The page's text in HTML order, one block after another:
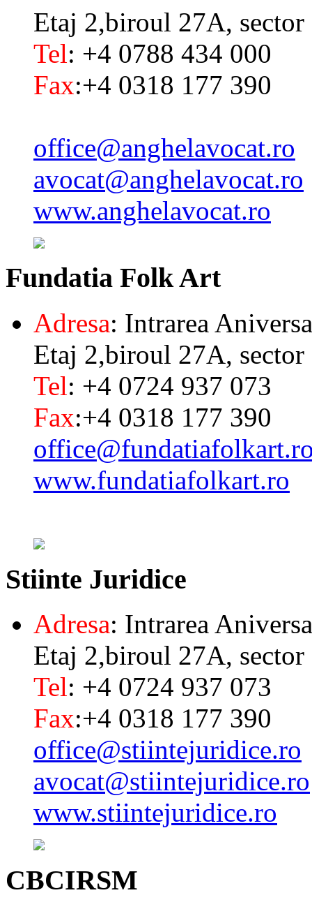
Etaj 2,biroul 27A, sector
Tel: +4 0788 434 000
Fax:+4 0318 177 390
office@anghelavocat.ro
avocat@anghelavocat.ro
www.anghelavocat.ro
Fundatia Folk Art
Adresa: Intrarea
Etaj 2,biroul 27A, sector
Tel: +4 0724 937 073
Fax:+4 0318 177 390
www.fundatiafolkart.ro
Stiinte Juridice
Adresa: Intrarea
Etaj 2,biroul 27A, sector
Tel: +4 0724 937 073
Fax:+4 0318 177 390
office@stiintejuridice.ro
avocat@stiintejuridice.ro
www.stiintejuridice.ro
CBCIRSM